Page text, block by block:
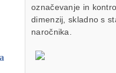
označevanje in
dimenzij, skladno s
naročnika.